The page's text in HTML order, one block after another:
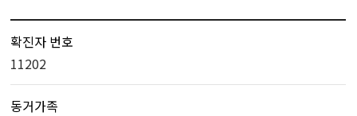
확진자 번호
11202
동거가족